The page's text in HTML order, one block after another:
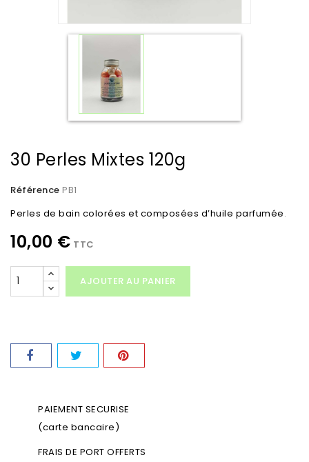
30 Perles Mixtes 120g
Référence PB1
Perles de bain colorées et composées d’huile parfumée.
10,00 € TTC
AJOUTER AU PANIER
PAIEMENT SECURISE
(carte bancaire)
FRAIS DE PORT OFFERTS